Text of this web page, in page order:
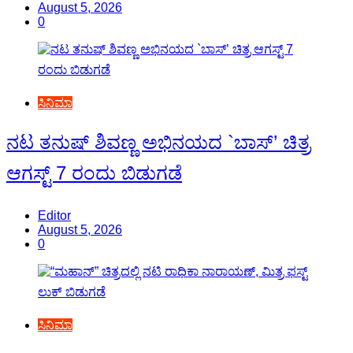
August 5, 2026
0
ಸಿನಿಮಾ
ನಟ ತನುಷ್ ಶಿವಣ್ಣ ಅಭಿನಯದ `ಬಾಸ್’ ಚಿತ್ರ
ಆಗಸ್ಟ್ 7 ರಂದು ಬಿಡುಗಡೆ
Editor
August 5, 2026
0
ಸಿನಿಮಾ